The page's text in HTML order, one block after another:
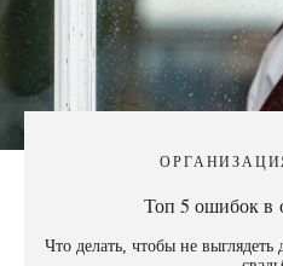
Топ 5 ошибок в
Что делать, чтобы не